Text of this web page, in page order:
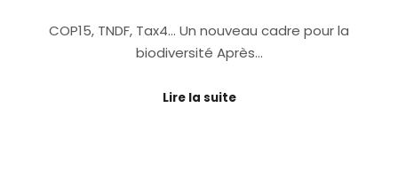
COP15, TNDF, Tax4… Un nouveau cadre pour la
biodiversité Après…
Lire la suite